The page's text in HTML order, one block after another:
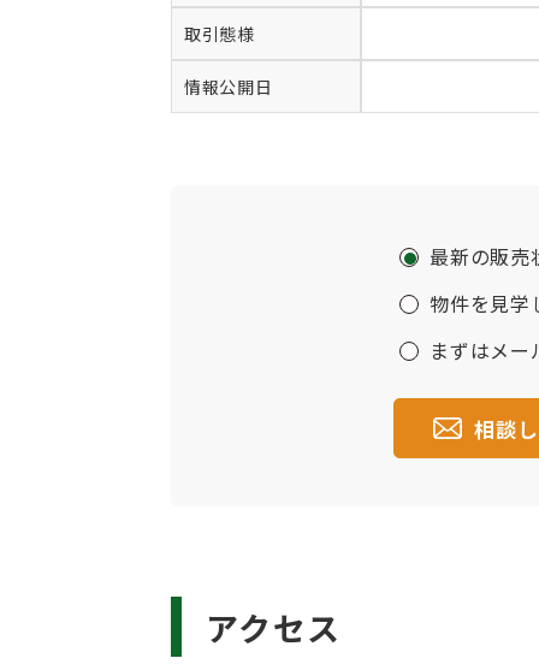
取引態様
情報公開日
最新の販売
物件を見学
まずはメ
相談
アクセス